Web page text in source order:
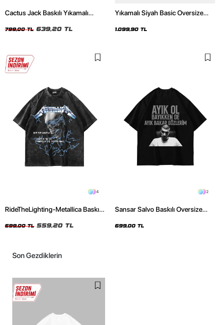
Cactus Jack Baskılı Yıkamalı
799,00 TL 639,20 TL
Yıkamalı Siyah Basic Oversize
1.099,90 TL
4
RideTheLighting-Metallica Baskılı
Tshirt
699,00 TL 559,20 TL
2
Sansar Salvo Baskılı Oversize
699,00 TL
Son Gezdiklerin